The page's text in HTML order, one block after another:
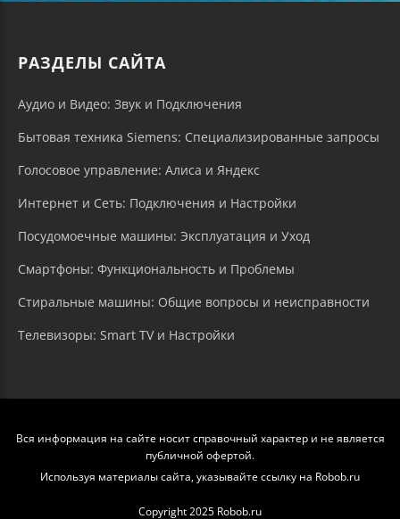
РАЗДЕЛЫ САЙТА
Аудио и Видео: Звук и Подключения
Бытовая техника Siemens: Специализированные запросы
Голосовое управление: Алиса и Яндекс
Интернет и Сеть: Подключения и Настройки
Посудомоечные машины: Эксплуатация и Уход
Смартфоны: Функциональность и Проблемы
Стиральные машины: Общие вопросы и неисправности
Телевизоры: Smart TV и Настройки
Вся информация на сайте носит справочный характер и не является
публичной офертой.
Используя материалы сайта, указывайте ссылку на Robob.ru
Copyright 2025 Robob.ru